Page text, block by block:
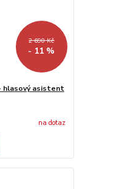
2 690 Kč
- 11 %
hlasový asistent
na dotaz